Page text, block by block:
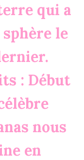
qui a
le
: Début
nous
en